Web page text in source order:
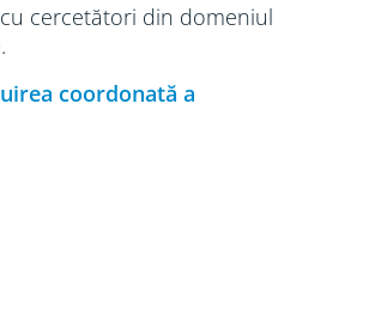
cercetători din domeniul
coordonată a